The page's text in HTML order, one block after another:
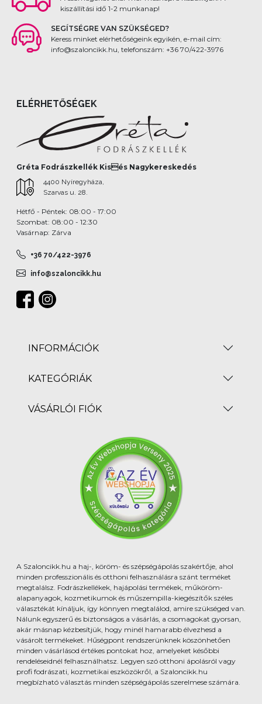
kiszállítási idő 1-2 munkanap!
SEGÍTSÉGRE VAN SZÜKSÉGED?
Keress minket elérhetőségeink egyikén, e-mail cím:
info@szaloncikk.hu, telefonszám: +36 70/422-3976
ELÉRHETŐSÉGEK
Gréta Fodrászkellék Kisés Nagykereskedés
4400 Nyíregyháza,
Szarvas u. 28.
Hétfő - Péntek: 08:00 - 17:00
Szombat: 08:00 - 12:30
Vasárnap: Zárva
+36 70/422-3976
info@szaloncikk.hu
INFORMÁCIÓK
KATEGÓRIÁK
VÁSÁRLÓI FIÓK
A Szaloncikk.hu a haj-, köröm- és szépségápolás szakértője, ahol
minden professzionális és otthoni felhasználásra szánt terméket
megtalálsz. Fodrászkellékek, hajápolási termékek, műköröm-
alapanyagok, kozmetikumok és műszempilla-kiegészítők széles
választékát kínáljuk, így könnyen megtalálod, amire szükséged van.
Nálunk egyszerű és biztonságos a vásárlás, a csomagokat gyorsan,
akár másnap kézbesítjük, hogy minél hamarabb élvezhesd a
vásárolt termékeket. Hűségpont rendszerünknek köszönhetően
minden vásárlásod értékes pontokat hoz, amelyeket későbbi
rendeléseidnél felhasználhatsz. Legyen szó otthoni ápolásról vagy
profi fodrászati, kozmetikai eszközökről, a Szaloncikk.hu
megbízható választás minden szépségápolás szerelmese számára.